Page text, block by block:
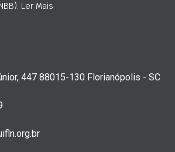
Ler Mais
447 88015-130 Florianópolis - SC